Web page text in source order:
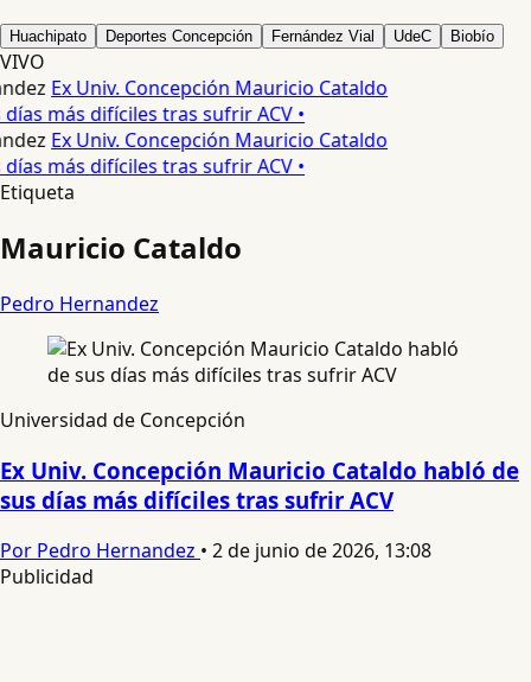
Huachipato Deportes Concepción Fernández Vial UdeC Biobío
VIVO
Ex Univ. Concepción Mauricio Cataldo
más difíciles tras sufrir ACV •
Ex Univ. Concepción Mauricio Cataldo
más difíciles tras sufrir ACV •
Etiqueta
Mauricio Cataldo
Pedro Hernandez
Universidad de Concepción
Ex Univ. Concepción Mauricio Cataldo habló de
sus días más difíciles tras sufrir ACV
Por Pedro Hernandez • 2 de junio de 2026, 13:08
Publicidad